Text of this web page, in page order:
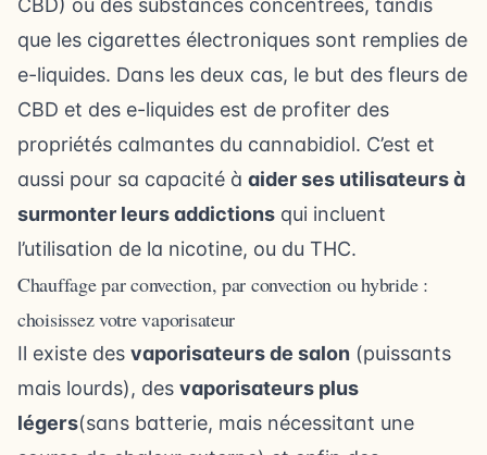
CBD) ou des substances concentrées, tandis
que les cigarettes électroniques sont remplies de
e-liquides. Dans les deux cas, le but des fleurs de
CBD et des e-liquides est de profiter des
propriétés calmantes du cannabidiol. C’est et
aussi pour sa capacité à aider ses utilisateurs à
surmonter leurs addictions qui incluent
l’utilisation de la nicotine, ou du THC.
Chauffage par convection, par convection ou hybride :
choisissez votre vaporisateur
Il existe des vaporisateurs de salon (puissants
mais lourds), des vaporisateurs plus
légers(sans batterie, mais nécessitant une